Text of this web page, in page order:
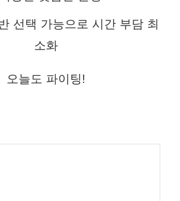
선택 가능으로 시간 부담 최
소화
오늘도 파이팅!